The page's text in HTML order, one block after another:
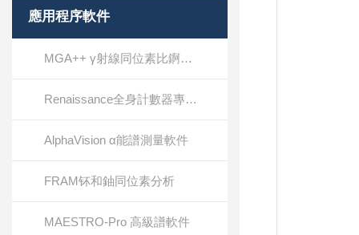
應用程序軟件
MGA++ γ射線同位素比錒系元素分析
Renaissance全身計數器專用軟件
AlphaVision α能譜測量軟件
FRAM钚和鈾同位素分析
MAESTRO-Pro 高級譜軟件